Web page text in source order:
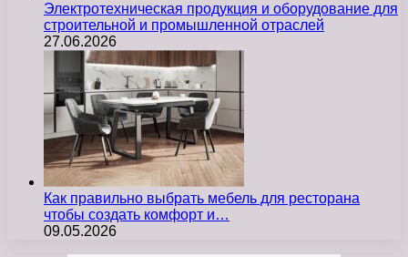
Электротехническая продукция и оборудование для
строительной и промышленной отраслей
27.06.2026
Как правильно выбрать мебель для ресторана
чтобы создать комфорт и…
09.05.2026